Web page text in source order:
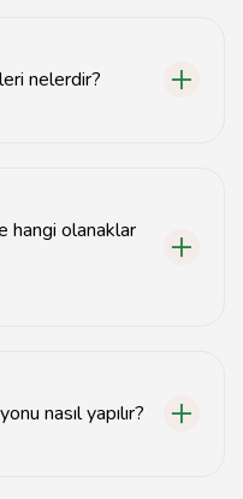
nelerdir?
olanaklar
nasıl yapılır?